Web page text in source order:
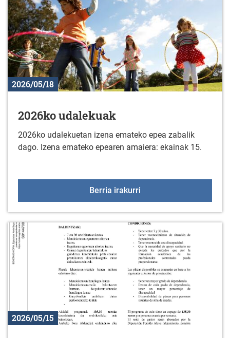
2026/05/18
2026ko udalekuak
2026ko udalekuetan izena emateko epea zabalik
dago. Izena emateko epearen amaiera: ekainak 15.
Berria irakurri
2026/05/15